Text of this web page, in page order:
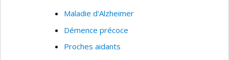
Maladie d'Alzheimer
Démence précoce
Proches aidants